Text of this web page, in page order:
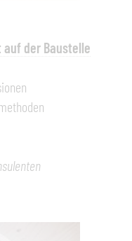
auf der Baustelle